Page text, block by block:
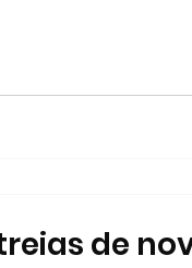
de